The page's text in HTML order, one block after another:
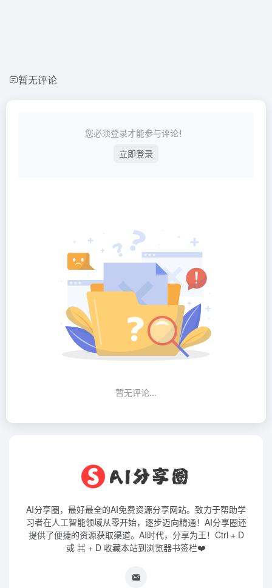
暂无评论
您必须登录才能参与评论！
立即登录
暂无评论...
AI分享圈，最好最全的AI免费资源分享网站。致力于帮助学
习者在人工智能领域从零开始，逐步迈向精通！AI分享圈还
提供了便捷的资源获取渠道。AI时代，分享为王！Ctrl + D
或 ⌘ + D 收藏本站到浏览器书签栏❤️